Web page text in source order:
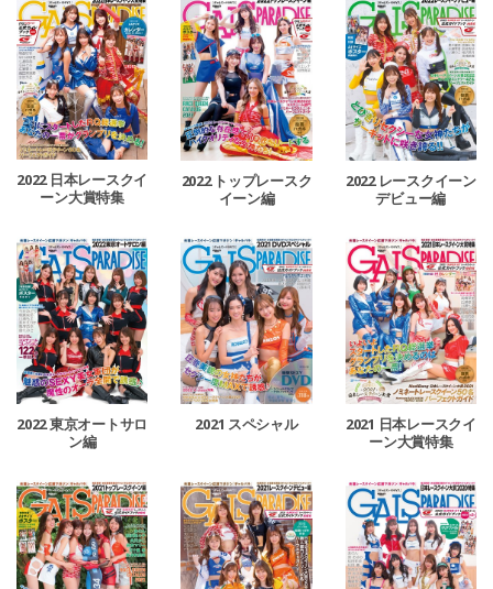
2022 日本レースクイ
ーン大賞特集
2022 トップレースク
イーン編
2022 レースクイーン
デビュー編
2022 東京オートサロ
ン編
2021 スペシャル
2021 日本レースクイ
ーン大賞特集